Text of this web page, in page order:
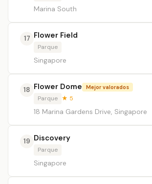
Marina South
17 Flower Field
Parque
Singapore
18 Flower Dome Mejor valorados
Parque ★ 5
18 Marina Gardens Drive, Singapore
19 Discovery
Parque
Singapore